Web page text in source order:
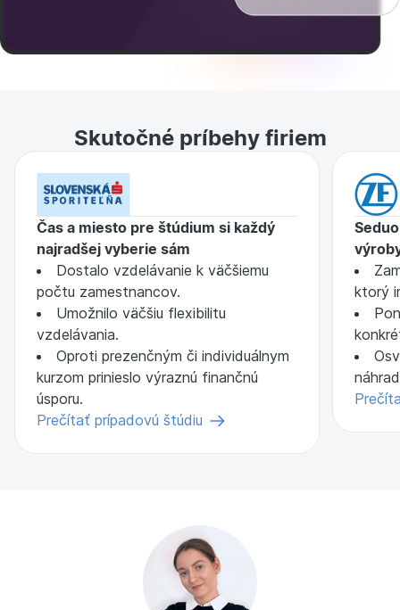
Skutočné príbehy firiem
Čas a miesto pre štúdium si každý
najradšej vyberie sám
Dostalo vzdelávanie k väčšiemu
počtu zamestnancov.
Umožnilo väčšiu flexibilitu
vzdelávania.
Oproti prezenčným či individuálnym
kurzom prinieslo výraznú finančnú
úsporu.
Prečítať prípadovú štúdiu
ktorý